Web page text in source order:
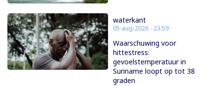
waterkant
05-aug-2026 - 23:59
Waarschuwing voor
hittestress:
gevoelstemperatuur in
Suriname loopt op tot 38
graden